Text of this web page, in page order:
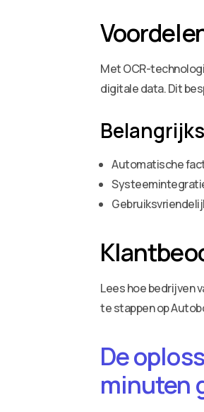
Met OCR-
digitale data. Dit
Automatische
Lees hoe bedrijven
te stappen op
De
minuten